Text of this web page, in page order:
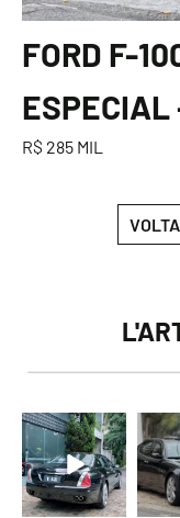
FORD F-
ESPECIAL
R$ 285 MIL
lart.br
Ago 6